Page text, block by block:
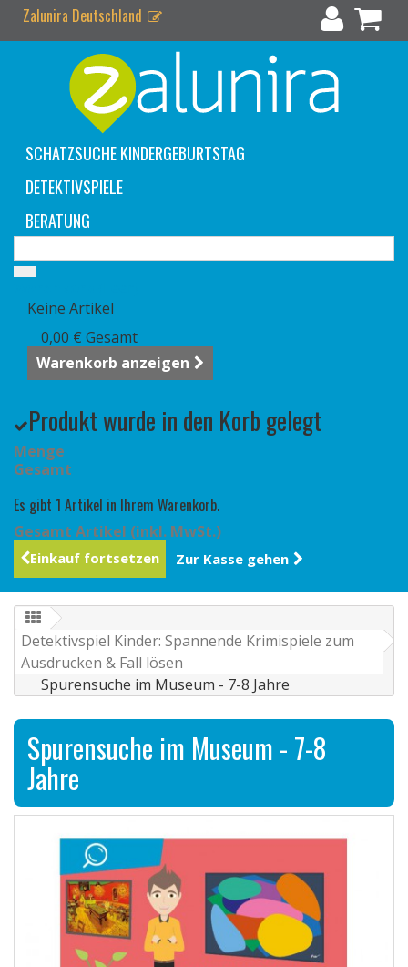
Zalunira Deutschland
SCHATZSUCHE KINDERGEBURTSTAG
DETEKTIVSPIELE
BERATUNG
Keine Artikel
0,00 € Gesamt
Warenkorb anzeigen
Produkt wurde in den Korb gelegt
Menge
Gesamt
Es gibt 1 Artikel in Ihrem Warenkorb.
Gesamt Artikel (inkl. MwSt.)
Einkauf fortsetzen Zur Kasse gehen
Detektivspiel Kinder: Spannende Krimispiele zum
Ausdrucken & Fall lösen
Spurensuche im Museum - 7-8 Jahre
Spurensuche im Museum - 7-8
Jahre